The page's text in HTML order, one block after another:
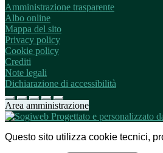
Amministrazione trasparente
Albo online
Mappa del sito
Privacy policy
Cookie policy
Crediti
Note legali
Dichiarazione di accessibilità
Area amministrazione
Questo sito utilizza cookie tecnici,